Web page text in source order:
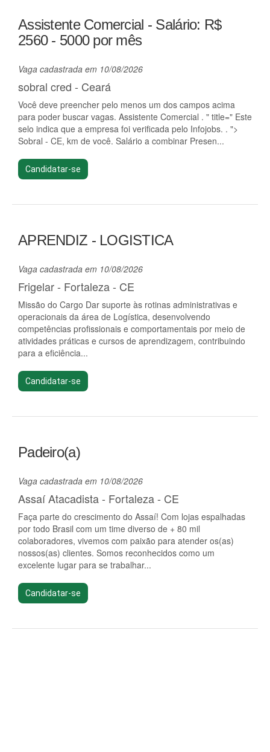
Assistente Comercial - Salário: R$
2560 - 5000 por mês
Vaga cadastrada em 10/08/2026
sobral cred - Ceará
Você deve preencher pelo menos um dos campos acima
para poder buscar vagas. Assistente Comercial . " title=" Este
selo indica que a empresa foi verificada pelo Infojobs. . ">
Sobral - CE, km de você. Salário a combinar Presen...
Candidatar-se
APRENDIZ - LOGISTICA
Vaga cadastrada em 10/08/2026
Frigelar - Fortaleza - CE
Missão do Cargo Dar suporte às rotinas administrativas e
operacionais da área de Logística, desenvolvendo
competências profissionais e comportamentais por meio de
atividades práticas e cursos de aprendizagem, contribuindo
para a eficiência...
Candidatar-se
Padeiro(a)
Vaga cadastrada em 10/08/2026
Assaí Atacadista - Fortaleza - CE
Faça parte do crescimento do Assaí! Com lojas espalhadas
por todo Brasil com um time diverso de + 80 mil
colaboradores, vivemos com paixão para atender os(as)
nossos(as) clientes. Somos reconhecidos como um
excelente lugar para se trabalhar...
Candidatar-se